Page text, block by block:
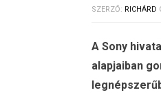
SZERZŐ: RICHÁRD
A Sony
alapjaiban